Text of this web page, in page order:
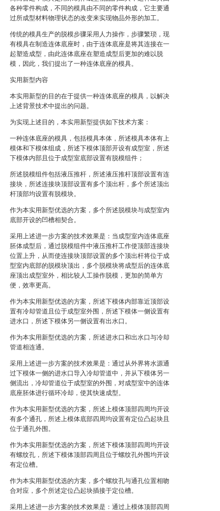
各种零件构成，不同的模具由不同的零件构成，它主要通
过所成型材料物理状态的改变来实现物品外形的加工。
传统的模具生产的脱模步骤采用人力操作，步骤繁琐，现
有模具在制造连体底座时，由于连体底座是将其连接在一
起塑造成型，由此连体底座在塑造成型后更加的难以脱
模，因此，我们提出了一种连体底座的模具。
实用新型内容
本实用新型的目的在于提供一种连体底座的模具，以解决
上述背景技术中提出的问题。
为实现上述目的，本实用新型提供如下技术方案：
一种连体底座的模具，包括模具本体，所述模具本体有上
模体和下模体组成，所述下模体顶部开设有成型室，所述
下模体内部且位于成型室底部设置有脱模组件；
所述脱模组件包括液压推杆，所述液压推杆顶部设置有连
接块，所述连接块顶部设置有多个顶出杆，多个所述顶出
杆顶部均设置有脱模块。
作为本实用新型优选的方案，多个所述脱模块与成型室内
底部开设的凹槽相契合。
采用上述进一步方案的技术效果是：当成型室内连体底座
胚体成型后，通过脱模组件中液压推杆工作使顶部连接块
位置上升，从而使连接块顶部设置的多个顶出杆将位于成
型室内底部的脱模块顶出，多个脱模块将成型后的连体底
座顶出成型室外，相比较人工操作脱模，更加的简单方
便，效率更高。
作为本实用新型优选的方案，所述下模体内部靠近顶部设
置有冷却管道且位于成型室外围，所述下模体一侧设置有
进水口，所述下模体另一侧设置有出水口。
作为本实用新型优选的方案，所述进水口和出水口与冷却
管道相连通。
采用上述进一步方案的技术效果是：通过从外界将水源通
过下模体一侧的进水口导入冷却管道中，并从下模体另一
侧流出，冷却管道位于成型室的外围，对成型室中的连体
底座胚体进行循环冷却，使其快速成型。
作为本实用新型优选的方案，所述上模体顶部四周均开设
有多个通孔，所述上模体底部四周均设置有定位凸起块且
位于通孔外围。
作为本实用新型优选的方案，所述下模体顶部四周均开设
有螺纹孔，所述下模体顶部四周且位于螺纹孔外围均开设
有定位槽。
作为本实用新型优选的方案，多个螺纹孔与通孔位置相吻
合对应，多个所述定位凸起块插接于定位槽。
采用上述进一步方案的技术效果是：通过上模体顶部四周